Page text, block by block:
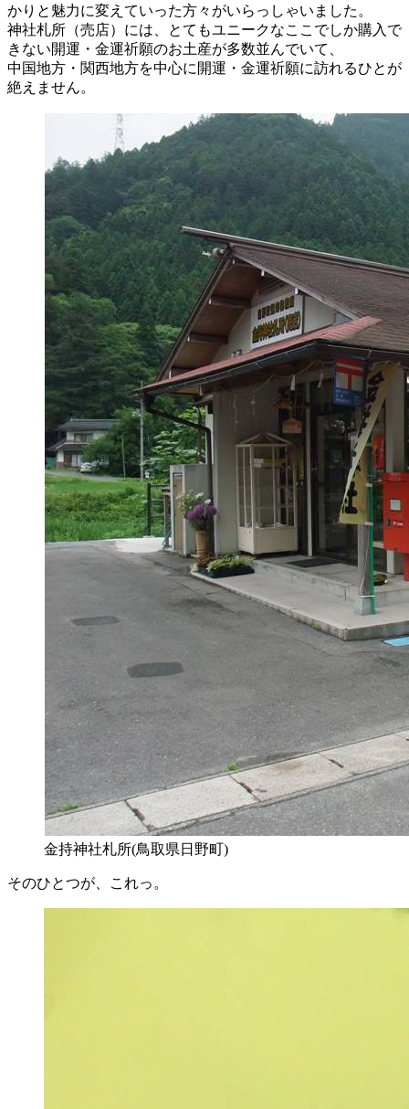
かりと魅力に変えていった方々がいらっしゃいました。
神社札所（売店）には、とてもユニークなここでしか購入で
きない開運・金運祈願のお土産が多数並んでいて、
中国地方・関西地方を中心に開運・金運祈願に訪れるひとが
絶えません。
金持神社札所(鳥取県日野町)
そのひとつが、これっ。